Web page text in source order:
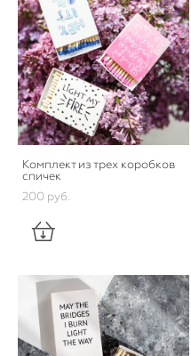
Комплект из трех коробков
спичек
200 pуб.